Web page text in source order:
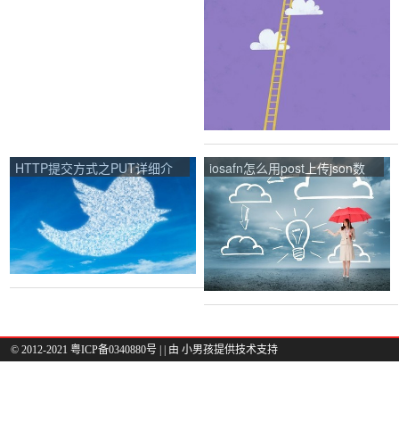
HTTP提交方式之PUT详细介
绍及POST和PUT的区别是什
iosafn怎么用post上传json数
据？
© 2012-2021 粤ICP备0340880号 | | 由 小男孩提供技术支持